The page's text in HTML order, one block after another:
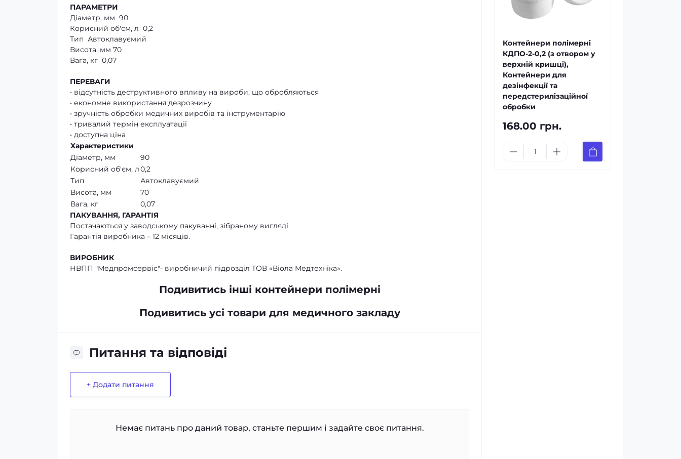
ПАРАМЕТРИ
Діаметр, мм 90
Корисний об'єм, л 0,2
Тип Автоклавуємий
Висота, мм 70
Вага, кг 0,07
ПЕРЕВАГИ
• відсутність деструктивного впливу на вироби, що обробляються
• економне використання дезрозчину
• зручність обробки медичних виробів та інструментарію
• тривалий термін експлуатації
• доступна ціна
Характеристики
Діаметр, мм
90
Корисний об'єм, л0,2
Тип
Автоклавуємий
Висота, мм
70
Вага, кг
0,07
ПАКУВАННЯ, ГАРАНТІЯ
Постачаються у заводському пакуванні, зібраному вигляді.
Гарантія виробника – 12 місяців.
ВИРОБНИК
НВПП "Медпромсервіс"- виробничий підрозділ ТОВ «Віола Медтехніка».
Подивитись інші контейнери полімерні
Подивитись усі товари для медичного закладу
Питання та відповіді
+ Додати питання
Немає питань про даний товар, станьте першим і задайте своє питання.
Контейнери полімерні
КДПО-2-0,2 (з отвором у
верхній кришці),
Контейнери для
дезінфекції та
передстерилізаційної
обробки
168.00 грн.